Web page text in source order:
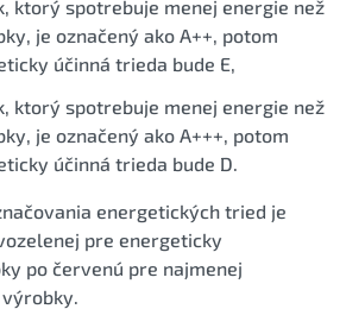
ktorý spotrebuje menej energie než
je označený ako A++, potom
účinná trieda bude E,
ktorý spotrebuje menej energie než
je označený ako A+++, potom
účinná trieda bude D.
energetických tried je
pre energeticky
po červenú pre najmenej